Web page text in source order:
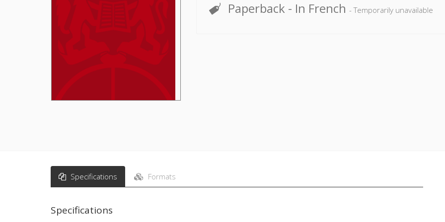
Paperback - In French- Temporarily unavailable
Specifications Formats
Specifications